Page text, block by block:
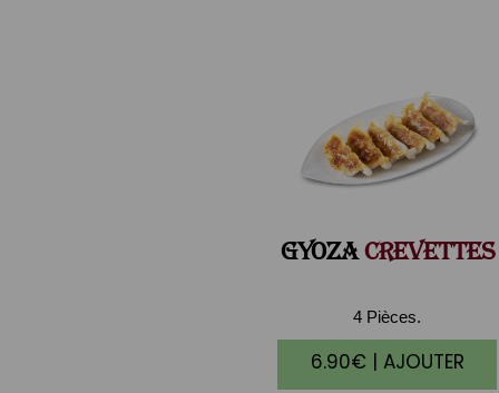
GYOZACREVETTES
4 Pièces.
6.90€ | AJOUTER